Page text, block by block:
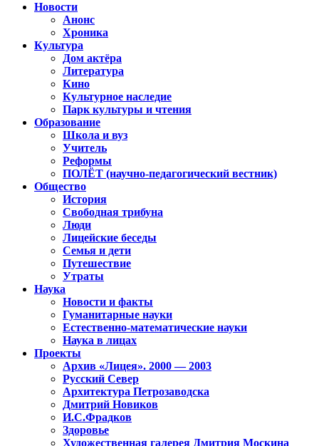
Новости
Анонс
Хроника
Культура
Дом актёра
Литература
Кино
Культурное наследие
Парк культуры и чтения
Образование
Школа и вуз
Учитель
Реформы
ПОЛЁТ (научно-педагогический вестник)
Общество
История
Свободная трибуна
Люди
Лицейские беседы
Семья и дети
Путешествие
Утраты
Наука
Новости и факты
Гуманитарные науки
Естественно-математические науки
Наука в лицах
Проекты
Архив «Лицея». 2000 — 2003
Русский Север
Архитектура Петрозаводска
Дмитрий Новиков
И.С.Фрадков
Здоровье
Художественная галерея Дмитрия Москина